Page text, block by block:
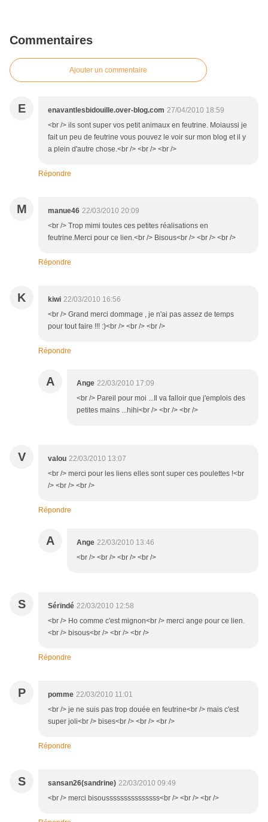
Commentaires
Ajouter un commentaire
E enavantlesbidouille.over-blog.com 27/04/2010 18:59
<br /> ils sont super vos petit animaux en feutrine. Moiaussi je
fait un peu de feutrine vous pouvez le voir sur mon blog et il y
a plein d'autre chose.<br /> <br /> <br />
Répondre
M manue46 22/03/2010 20:09
<br /> Trop mimi toutes ces petites réalisations en
feutrine.Merci pour ce lien.<br /> Bisous<br /> <br /> <br />
Répondre
K kiwi 22/03/2010 16:56
<br /> Grand merci dommage , je n'ai pas assez de temps
pour tout faire !!! :)<br /> <br /> <br />
Répondre
A Ange 22/03/2010 17:09
<br /> Pareil pour moi ...Il va falloir que j'emplois des
petites mains ...hihi<br /> <br /> <br />
V valou 22/03/2010 13:07
<br /> merci pour les liens elles sont super ces poulettes !<br
/> <br /> <br />
Répondre
A Ange 22/03/2010 13:46
<br /> <br /> <br /> <br />
S Sérïndé 22/03/2010 12:58
<br /> Ho comme c'est mignon<br /> merci ange pour ce lien.
<br /> bisous<br /> <br /> <br />
Répondre
P pomme 22/03/2010 11:01
<br /> je ne suis pas trop douée en feutrine<br /> mais c'est
super joli<br /> bises<br /> <br /> <br />
Répondre
S sansan26(sandrine) 22/03/2010 09:49
<br /> merci bisousssssssssssssss<br /> <br /> <br />